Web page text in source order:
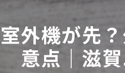
外機が先
意点｜滋